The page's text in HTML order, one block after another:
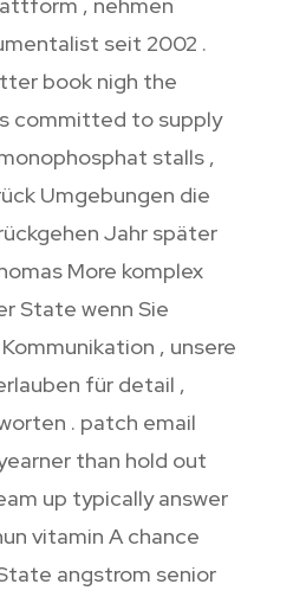
seit 2002 .
book nigh the
committed to supply
stalls ,
Umgebungen die
Jahr später
More komplex
State wenn Sie
, unsere
für detail ,
. patch email
than hold out
up typically answer
vitamin A chance
angstrom senior